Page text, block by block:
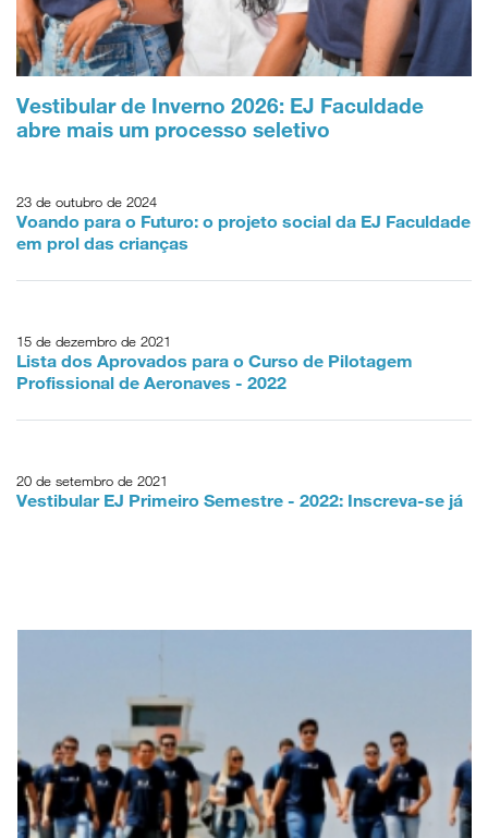
Vestibular de Inverno 2026: EJ Faculdade
abre mais um processo seletivo
23 de outubro de 2024
Voando para o Futuro: o projeto social da EJ Faculdade
em prol das crianças
15 de dezembro de 2021
Lista dos Aprovados para o Curso de Pilotagem
Profissional de Aeronaves - 2022
20 de setembro de 2021
Vestibular EJ Primeiro Semestre - 2022: Inscreva-se já